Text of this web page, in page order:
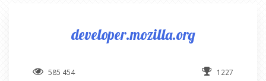
developer.mozilla.org
585 454 1227